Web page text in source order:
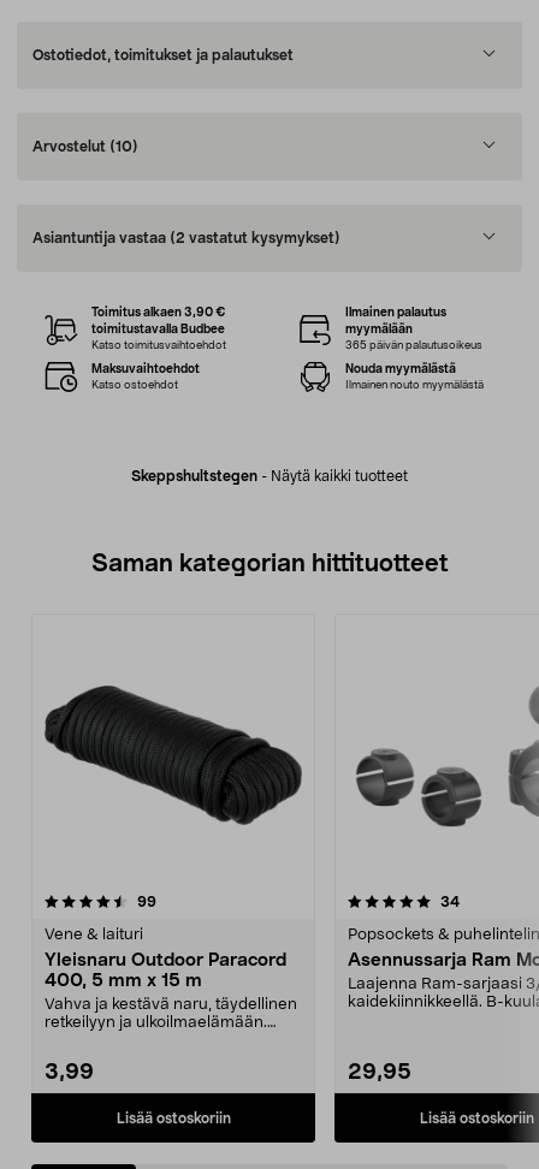
Ostotiedot, toimitukset ja palautukset
Arvostelut (10)
Asiantuntija vastaa (2 vastatut kysymykset)
Skeppshultstegen - Näytä kaikki tuotteet
Toimitus alkaen 3,90 €
toimitustavalla Budbee
Katso toimitusvaihtoehdot
Ilmainen palautus
myymälään
365 päivän palautusoikeus
Maksuvaihtoehdot
Katso ostoehdot
Nouda myymälästä
Ilmainen nouto myymälästä
Saman kategorian hittituotteet
99arvostelut
Vene & laituri
Yleisnaru Outdoor Paracord
400, 5 mm x 15 m
Vahva ja kestävä naru, täydellinen
retkeilyyn ja ulkoilmaelämään.
3,99
Lisää ostoskoriin
5.0 viidestä
34arvostelut
Popsockets &
Asennussarja Ram
Laajenna Ram-sarjaasi
kaidekiinnikkeellä. B-
29,95
Lisää ostoskoriin
4.5 viidestä